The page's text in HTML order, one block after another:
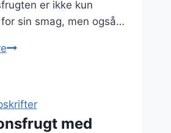
er ikke kun
sin smag, men også…
Passionsfrugt
med